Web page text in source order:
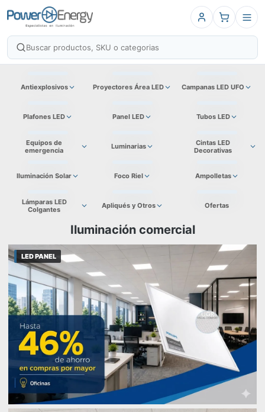
Antiexplosivos Proyectores Área LED Campanas LED UFO
Plafones LED Panel LED Tubos LED
Equipos de
emergencia
Luminarias
Cintas LED
Decorativas
Iluminación Solar Foco Riel Ampolletas
Lámparas LED
Colgantes
Apliqués y Otros Ofertas
Iluminación comercial
LED PANEL